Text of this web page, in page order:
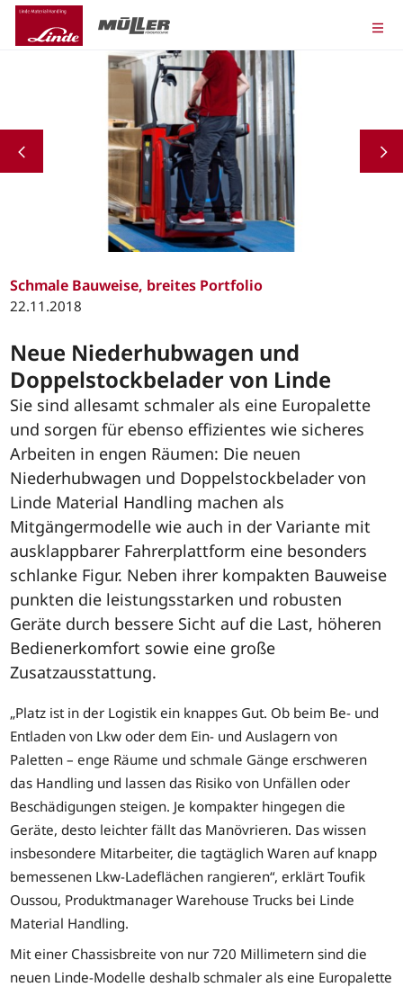
Schmale Bauweise, breites Portfolio
22.11.2018
Neue Niederhubwagen und
Doppelstockbelader von Linde
Sie sind allesamt schmaler als eine Europalette
und sorgen für ebenso effizientes wie sicheres
Arbeiten in engen Räumen: Die neuen
Niederhubwagen und Doppelstockbelader von
Linde Material Handling machen als
Mitgängermodelle wie auch in der Variante mit
ausklappbarer Fahrerplattform eine besonders
schlanke Figur. Neben ihrer kompakten Bauweise
punkten die leistungsstarken und robusten
Geräte durch bessere Sicht auf die Last, höheren
Bedienerkomfort sowie eine große
Zusatzausstattung.
„Platz ist in der Logistik ein knappes Gut. Ob beim Be- und
Entladen von Lkw oder dem Ein- und Auslagern von
Paletten – enge Räume und schmale Gänge erschweren
das Handling und lassen das Risiko von Unfällen oder
Beschädigungen steigen. Je kompakter hingegen die
Geräte, desto leichter fällt das Manövrieren. Das wissen
insbesondere Mitarbeiter, die tagtäglich Waren auf knapp
bemessenen Lkw-Ladeflächen rangieren“, erklärt Toufik
Oussou, Produktmanager Warehouse Trucks bei Linde
Material Handling.
Mit einer Chassisbreite von nur 720 Millimetern sind die
neuen Linde-Modelle deshalb schmaler als eine Europalette